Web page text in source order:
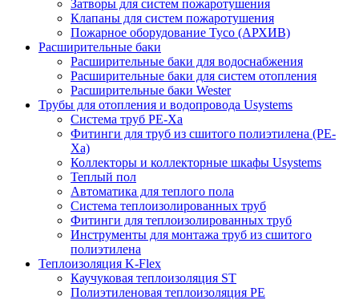
Затворы для систем пожаротушения
Клапаны для систем пожаротушения
Пожарное оборудование Tyco (АРХИВ)
Расширительные баки
Расширительные баки для водоснабжения
Расширительные баки для систем отопления
Расширительные баки Wester
Трубы для отопления и водопровода Usystems
Система труб PE-Xa
Фитинги для труб из сшитого полиэтилена (PE-
Xa)
Коллекторы и коллекторные шкафы Usystems
Теплый пол
Автоматика для теплого пола
Система теплоизолированных труб
Фитинги для теплоизолированных труб
Инструменты для монтажа труб из сшитого
полиэтилена
Теплоизоляция K-Flex
Каучуковая теплоизоляция ST
Полиэтиленовая теплоизоляция PE